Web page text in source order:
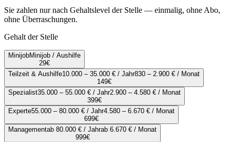
Sie zahlen nur nach Gehaltslevel der Stelle — einmalig, ohne Abo,
ohne Überraschungen.
Gehalt der Stelle
MinijobMinijob / Aushilfe
29€
Teilzeit & Aushilfe10.000 – 35.000 € / Jahr830 – 2.900 € / Monat
149€
Spezialist35.000 – 55.000 € / Jahr2.900 – 4.580 € / Monat
399€
Experte55.000 – 80.000 € / Jahr4.580 – 6.670 € / Monat
699€
Managementab 80.000 € / Jahrab 6.670 € / Monat
999€